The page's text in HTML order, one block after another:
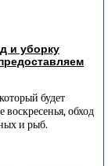
и уборку
будет
обход
и рыб.